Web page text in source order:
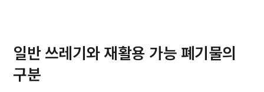
일반 쓰레기와 재활용 가능 폐기물의
구분